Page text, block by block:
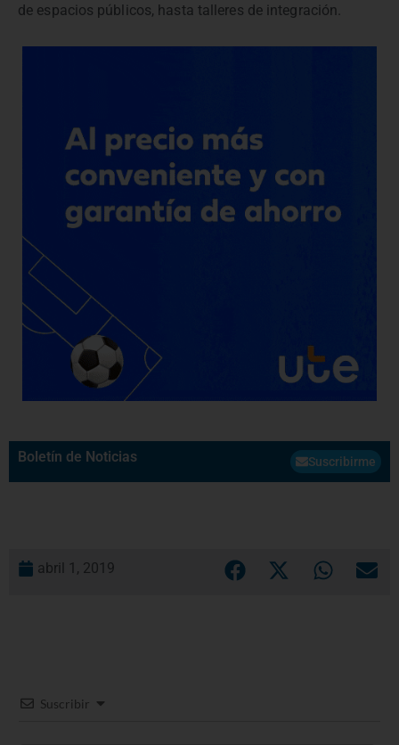
de espacios públicos, hasta talleres de integración.
Boletín de Noticias Suscribirme
abril 1, 2019
Suscribir